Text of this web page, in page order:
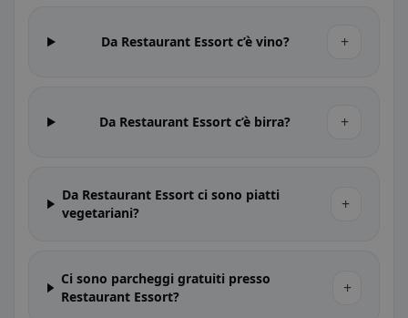
Da Restaurant Essort c’è vino? +
Da Restaurant Essort c’è birra? +
Da Restaurant Essort ci sono piatti
vegetariani?
+
Ci sono parcheggi gratuiti presso
Restaurant Essort?
+